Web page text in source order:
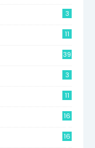
3
11
39
3
11
16
16